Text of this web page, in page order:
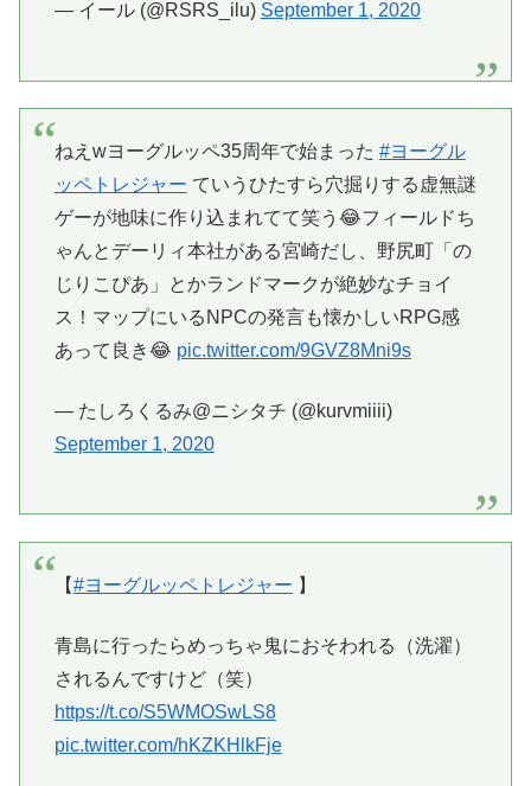
— イール (@RSRS_ilu) September 1, 2020
ねえwヨーグルッペ35周年で始まった #ヨーグル
ッペトレジャー ていうひたすら穴掘りする虚無謎
ゲーが地味に作り込まれてて笑う😂フィールドち
ゃんとデーリィ本社がある宮崎だし、野尻町「の
じりこぴあ」とかランドマークが絶妙なチョイ
ス！マップにいるNPCの発言も懐かしいRPG感
あって良き😂 pic.twitter.com/9GVZ8Mni9s
— たしろくるみ@ニシタチ (@kurvmiiii)
September 1, 2020
【#ヨーグルッペトレジャー 】
青島に行ったらめっちゃ鬼におそわれる（洗濯）
されるんですけど（笑）
https://t.co/S5WMOSwLS8
pic.twitter.com/hKZKHlkFje